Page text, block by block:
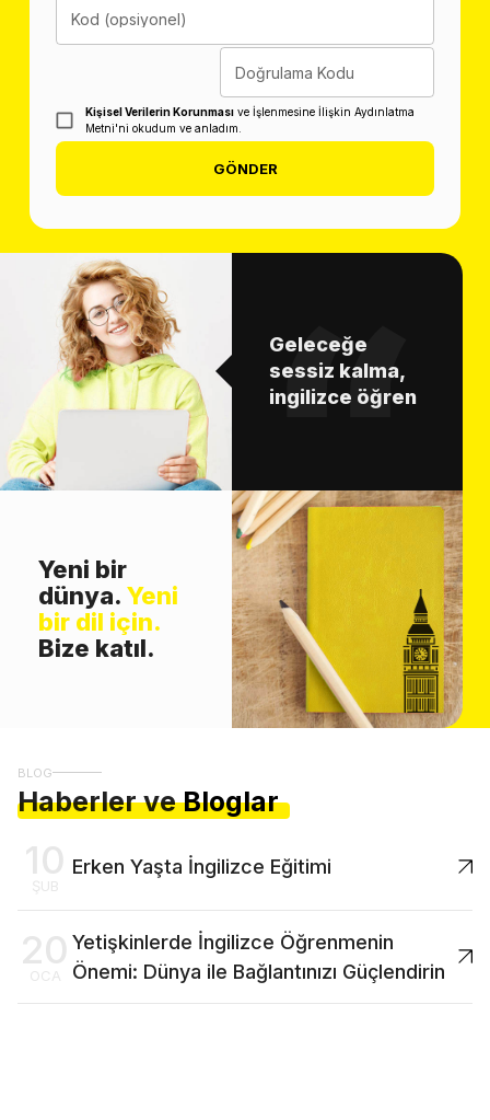
Kod (opsiyonel)
Doğrulama Kodu
Kişisel Verilerin Korunması ve İşlenmesine İlişkin Aydınlatma
Metni'ni okudum ve anladım.
GÖNDER
Geleceğe
sessiz kalma,
ingilizce öğren
Yeni bir
dünya. Yeni
bir dil için.
Bize katıl.
BLOG
Haberler ve Bloglar
10
ŞUB
Erken Yaşta İngilizce Eğitimi
20
OCA
Yetişkinlerde İngilizce Öğrenmenin
Önemi: Dünya ile Bağlantınızı Güçlendirin